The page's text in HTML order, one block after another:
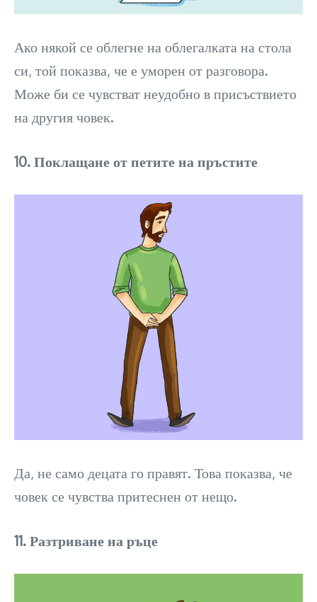
Ако някой се облегне на облегалката на стола
си, той показва, че е уморен от разговора.
Може би се чувстват неудобно в присъствието
на другия човек.
10. Поклащане от петите на пръстите
Да, не само децата го правят. Това показва, че
човек се чувства притеснен от нещо.
11. Разтриване на ръце